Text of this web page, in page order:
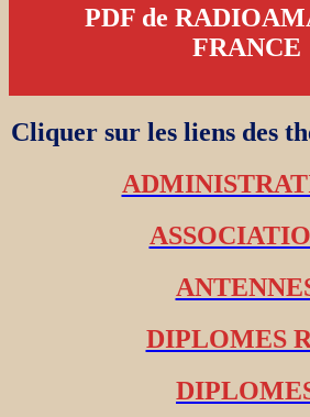
PDF de
FRANCE
Cliquer sur les liens des
DIPLOMES